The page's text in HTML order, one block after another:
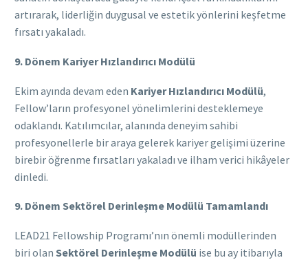
artırarak, liderliğin duygusal ve estetik yönlerini keşfetme
fırsatı yakaladı.
9. Dönem Kariyer Hızlandırıcı Modülü
Ekim ayında devam eden Kariyer Hızlandırıcı Modülü,
Fellow’ların profesyonel yönelimlerini desteklemeye
odaklandı. Katılımcılar, alanında deneyim sahibi
profesyonellerle bir araya gelerek kariyer gelişimi üzerine
birebir öğrenme fırsatları yakaladı ve ilham verici hikâyeler
dinledi.
9. Dönem Sektörel Derinleşme Modülü Tamamlandı
LEAD21 Fellowship Programı’nın önemli modüllerinden
biri olan Sektörel Derinleşme Modülü ise bu ay itibarıyla